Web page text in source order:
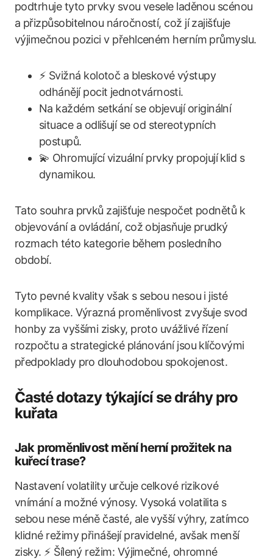
podtrhuje tyto prvky svou vesele laděnou scénou
a přizpůsobitelnou náročností, což jí zajišťuje
výjimečnou pozici v přehlceném herním průmyslu.
⚡ Svižná kolotoč a bleskové výstupy
odhánějí pocit jednotvárnosti.
Na každém setkání se objevují originální
situace a odlišují se od stereotypních
postupů.
💫 Ohromující vizuální prvky propojují klid s
dynamikou.
Tato souhra prvků zajišťuje nespočet podnětů k
objevování a ovládání, což objasňuje prudký
rozmach této kategorie během posledního
období.
Tyto pevné kvality však s sebou nesou i jisté
komplikace. Výrazná proměnlivost zvyšuje svod
honby za vyššími zisky, proto uvážlivé řízení
rozpočtu a strategické plánování jsou klíčovými
předpoklady pro dlouhodobou spokojenost.
Časté dotazy týkající se dráhy pro
kuřata
Jak proměnlivost mění herní prožitek na
kuřecí trase?
Nastavení volatility určuje celkové rizikové
vnímání a možné výnosy. Vysoká volatilita s
sebou nese méně časté, ale vyšší výhry, zatímco
klidné režimy přinášejí pravidelné, avšak menší
zisky. ⚡ Šílený režim: Výjimečné, ohromné